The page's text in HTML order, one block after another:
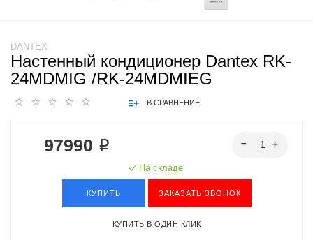
DANTEX
Настенный кондиционер Dantex RK-
24MDMIG /RK-24MDMIEG
В СРАВНЕНИЕ
97990 ₽
На складе
КУПИТЬ ЗАКАЗАТЬ ЗВОНОК
КУПИТЬ В ОДИН КЛИК